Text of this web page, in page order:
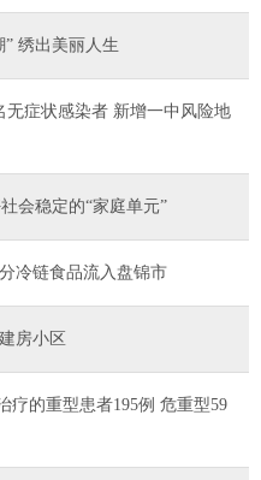
绣出美丽人生
无症状感染者 新增一中风险地
会稳定的“家庭单元”
冷链食品流入盘锦市
房小区
疗的重型患者195例 危重型59